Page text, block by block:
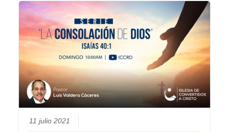
11 julio 2021